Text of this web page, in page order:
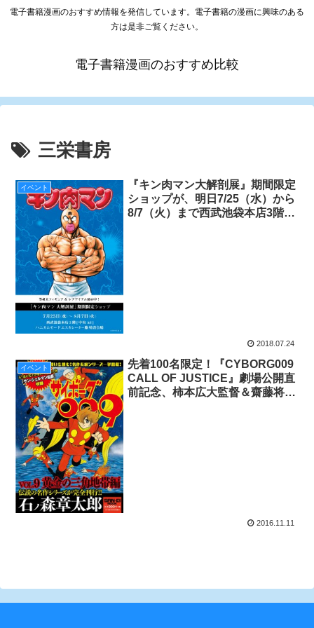
電子書籍漫画のおすすめ情報を発信しています。電子書籍の漫画に興味のある
方は是非ご覧ください。
電子書籍漫画のおすすめ比較
三栄書房
イベント
『キン肉マン大解剖展』期間限定
ショップが、明日7/25（水）から
8/7（火）まで西武池袋本店3階に
2018.07.24
イベント
先着100名限定！『CYBORG009
CALL OF JUSTICE』劇場公開直
前記念、柿本広大監督＆齋藤将嗣
2016.11.11